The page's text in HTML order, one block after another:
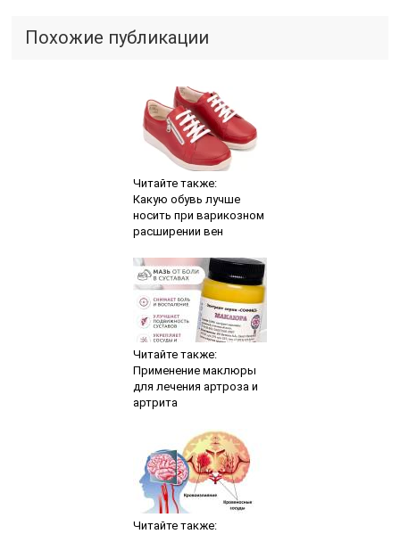
Похожие публикации
Читайте также:
Какую обувь лучше
носить при варикозном
расширении вен
Читайте также:
Применение маклюры
для лечения артроза и
артрита
Читайте также: